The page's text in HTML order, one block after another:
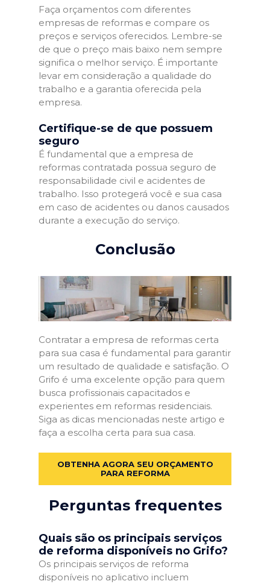
Faça orçamentos com diferentes
empresas de reformas e compare os
preços e serviços oferecidos. Lembre-se
de que o preço mais baixo nem sempre
significa o melhor serviço. É importante
levar em consideração a qualidade do
trabalho e a garantia oferecida pela
empresa.
Certifique-se de que possuem
seguro
É fundamental que a empresa de
reformas contratada possua seguro de
responsabilidade civil e acidentes de
trabalho. Isso protegerá você e sua casa
em caso de acidentes ou danos causados
durante a execução do serviço.
Conclusão
Contratar a empresa de reformas certa
para sua casa é fundamental para garantir
um resultado de qualidade e satisfação. O
Grifo é uma excelente opção para quem
busca profissionais capacitados e
experientes em reformas residenciais.
Siga as dicas mencionadas neste artigo e
faça a escolha certa para sua casa.
OBTENHA AGORA SEU ORÇAMENTO
PARA REFORMA
Perguntas frequentes
Quais são os principais serviços
de reforma disponíveis no Grifo?
Os principais serviços de reforma
disponíveis no aplicativo incluem